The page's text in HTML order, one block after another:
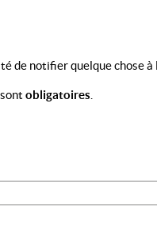
de notifier quelque chose
obligatoires